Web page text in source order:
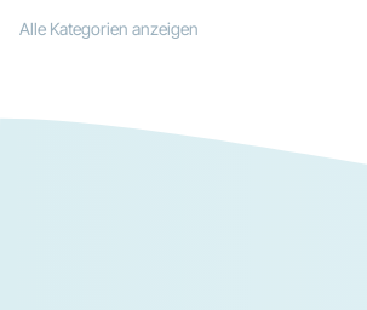
Alle Kategorien anzeigen